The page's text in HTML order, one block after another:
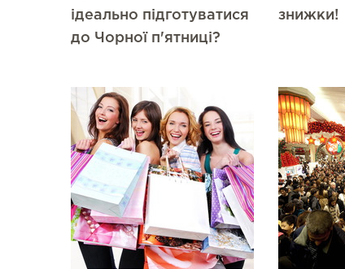
ідеально підготуватися
до Чорної п'ятниці?
знижки!